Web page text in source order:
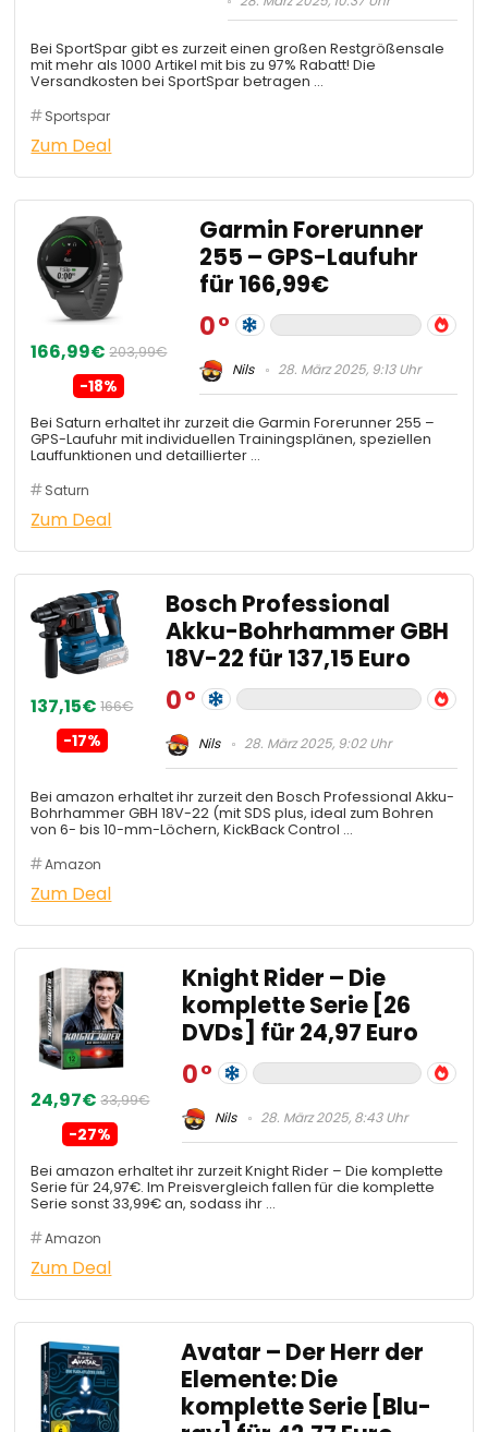
Bei SportSpar gibt es zurzeit einen großen Restgrößensale
mit mehr als 1000 Artikel mit bis zu 97% Rabatt! Die
Versandkosten bei SportSpar betragen …
Sportspar
Zum Deal
166,99€ 203,99€
-18%
Garmin Forerunner
255 – GPS-Laufuhr
für 166,99€
0
Nils 28. März 2025, 9:13 Uhr
Bei Saturn erhaltet ihr zurzeit die Garmin Forerunner 255 –
GPS-Laufuhr mit individuellen Trainingsplänen, speziellen
Lauffunktionen und detaillierter …
Saturn
Zum Deal
137,15€ 166€
-17%
Bosch Professional
Akku-Bohrhammer GBH
18V-22 für 137,15 Euro
0
Nils 28. März 2025, 9:02 Uhr
Bei amazon erhaltet ihr zurzeit den Bosch Professional Akku-
Bohrhammer GBH 18V-22 (mit SDS plus, ideal zum Bohren
von 6- bis 10-mm-Löchern, KickBack Control …
Amazon
Zum Deal
24,97€ 33,99€
-27%
Knight Rider – Die
komplette Serie [26
DVDs] für 24,97 Euro
0
Nils 28. März 2025, 8:43 Uhr
Bei amazon erhaltet ihr zurzeit Knight Rider – Die komplette
Serie für 24,97€. Im Preisvergleich fallen für die komplette
Serie sonst 33,99€ an, sodass ihr …
Amazon
Zum Deal
Avatar – Der Herr der
Elemente: Die
komplette Serie [Blu-